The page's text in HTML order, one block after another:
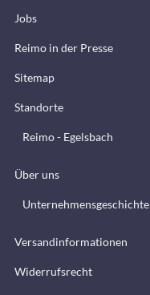
Jobs
Reimo in der Presse
Sitemap
Standorte
Reimo - Egelsbach
Über uns
Unternehmensgeschichte
Versandinformationen
Widerrufsrecht